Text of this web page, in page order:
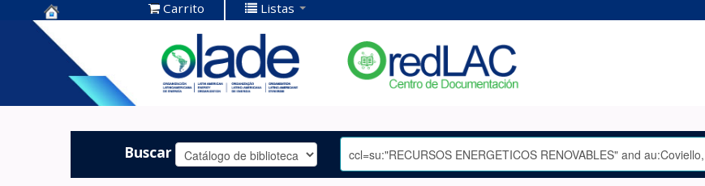
Centro de
Documentación
OLADE -
Carrito Listas
Buscar